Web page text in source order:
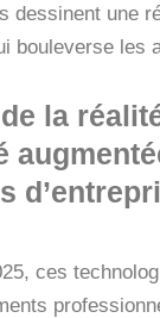
dessinent une
bouleverse les
la
ces